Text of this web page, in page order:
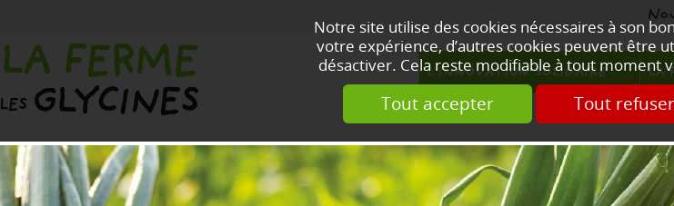
Notre site utilise des cookies nécessaires à son
votre expérience, d’autres cookies peuvent être
désactiver. Cela reste modifiable à tout moment
Tout accepter Tout refuser
L'INNOVATION SOLIDAIRE LA